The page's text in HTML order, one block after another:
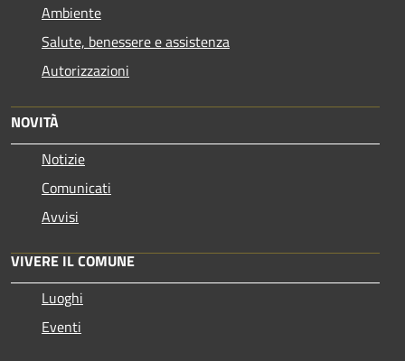
Ambiente
Salute, benessere e assistenza
Autorizzazioni
NOVITÀ
Notizie
Comunicati
Avvisi
VIVERE IL COMUNE
Luoghi
Eventi